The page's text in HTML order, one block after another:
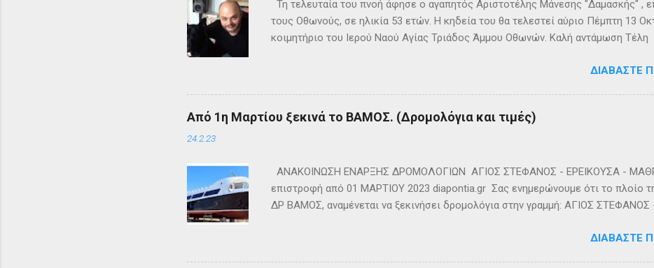
Τη τελευταία του πνοή άφησε ο αγαπητός Αριστοτέλης Μάνεσης "Δαμασκής" ,
τους Οθωνούς, σε ηλικία 53 ετών. Η κηδεία του θα τελεστεί αύριο Πέμπτη 13
κοιμητήριο του Ιερού Ναού Αγίας Τριάδος Άμμου Οθωνών. Καλή αντάμωση Τέλη
ΔΙΑΒΆΣΤΕ
Από 1η Μαρτίου ξεκινά το ΒΑΜΟΣ. (Δρομολόγια και τιμές)
24.2.23
ΑΝΑΚΟΙΝΩΣΗ ΕΝΑΡΞΗΣ ΔΡΟΜΟΛΟΓΙΩΝ ΑΓΙΟΣ ΣΤΕΦΑΝΟΣ - ΕΡΕΙΚΟΥΣΑ -
επιστροφή από 01 ΜΑΡΤΙΟΥ 2023 diapontia.gr Σας ενημερώνουμε ότι το πλοίο
ΔΡ ΒΑΜΟΣ, αναμένεται να ξεκινήσει δρομολόγια στην γραμμή: ΑΓΙΟΣ
ΔΙΑΒΆΣΤΕ